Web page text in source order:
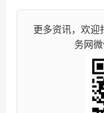
更多资讯，欢迎
务网